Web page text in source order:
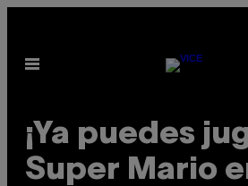
contenido
Abrir
¡Ya puedes
Super Mario